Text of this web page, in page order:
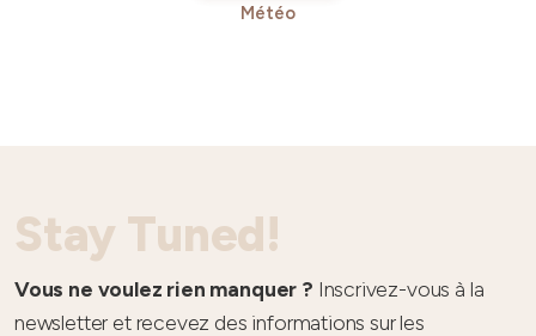
Météo
Stay Tuned!
Vous ne voulez rien manquer ? Inscrivez-vous à la
newsletter et recevez des informations sur les